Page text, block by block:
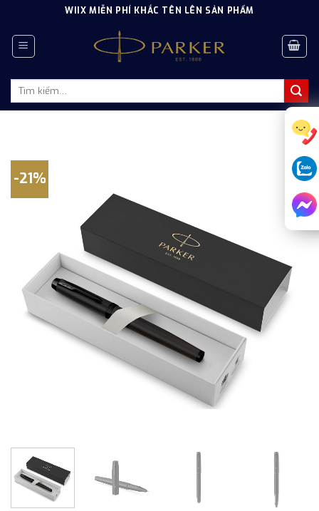
content
WIIX MIỄN PHÍ KHẮC TÊN LÊN SẢN PHẨM
Tìm
-21%